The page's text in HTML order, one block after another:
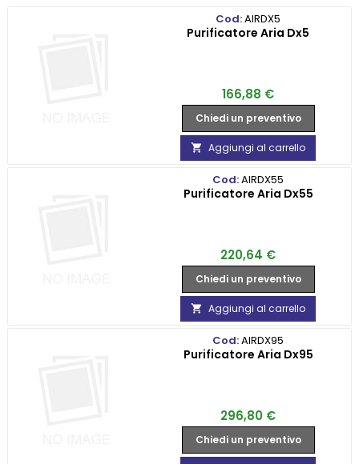
Cod:AIRDX5
Purificatore Aria Dx5
Prezzo
166,88 €
Chiedi un preventivo
 Aggiungi al carrello
Cod:AIRDX55
Purificatore Aria Dx55
Prezzo
220,64 €
Chiedi un preventivo
 Aggiungi al carrello
Cod:AIRDX95
Purificatore Aria Dx95
Prezzo
296,80 €
Chiedi un preventivo